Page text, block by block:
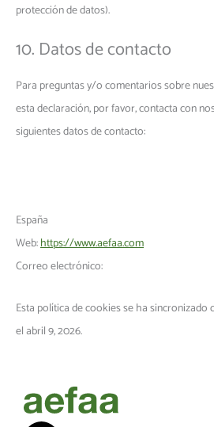
protección de datos).
10. Datos de contacto
Para preguntas y/o comentarios sobre
esta declaración, por favor, contacta con
siguientes datos de contacto:
España
Web:https://www.aefaa.com
Correo electrónico:
Esta política de cookies se ha sincronizado
el abril 9, 2026.